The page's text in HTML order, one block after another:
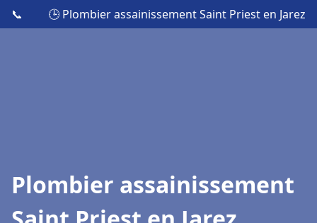
📞 🕒 Plombier assainissement Saint Priest en Jarez
Plombier assainissement